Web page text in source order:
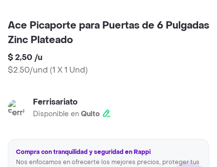
Ace Picaporte para Puertas de 6 Pulgadas
Zinc Plateado
$ 2,50 /u
$2.50/und (1 X 1 Und)
Ferrisariato
Disponible en Quito
Compra con tranquilidad y seguridad en Rappi
Nos enfocamos en ofrecerte los mejores precios, proteger tus